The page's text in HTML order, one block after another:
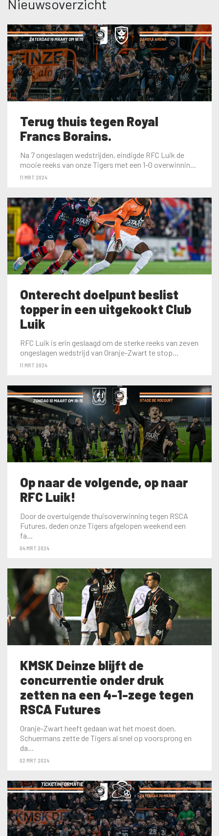
Nieuwsoverzicht
Terug thuis tegen Royal
Francs Borains.
Na 7 ongeslagen wedstrijden, eindigde RFC Luik de
mooie reeks van onze Tigers met een 1-0 overwinnin...
11 MRT 2024
Onterecht doelpunt beslist
topper in een uitgekookt Club
Luik
RFC Luik is erin geslaagd om de sterke reeks van zeven
ongeslagen wedstrijd van Oranje-Zwart te stop...
11 MRT 2024
Op naar de volgende, op naar
RFC Luik!
Door de overtuigende thuisoverwinning tegen RSCA
Futures, deden onze Tigers afgelopen weekend een
fa...
04 MRT 2024
KMSK Deinze blijft de
concurrentie onder druk
zetten na een 4-1-zege tegen
RSCA Futures
Oranje-Zwart heeft gedaan wat het moest doen.
Schuermans zette de Tigers al snel op voorsprong en
da...
02 MRT 2024